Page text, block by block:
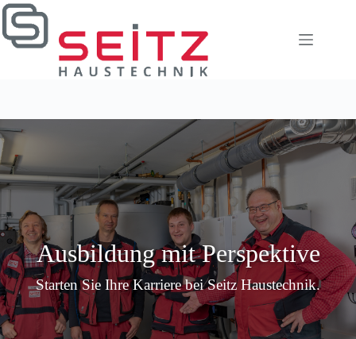
Zum
Inhalt
springen
Ausbildung mit Perspektive
Starten Sie Ihre Karriere bei Seitz Haustechnik.